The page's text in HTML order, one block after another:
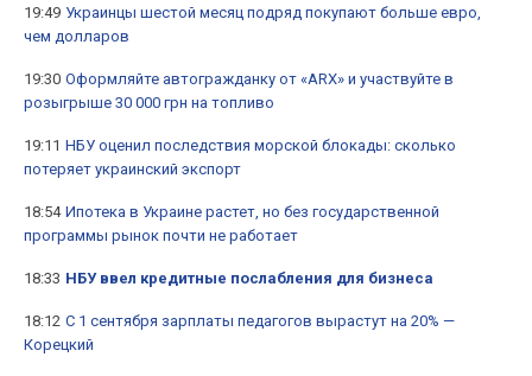
19:49 Украинцы шестой месяц подряд покупают больше евро,
чем долларов
19:30 Оформляйте автогражданку от «ARX» и участвуйте в
розыгрыше 30 000 грн на топливо
19:11 НБУ оценил последствия морской блокады: сколько
потеряет украинский экспорт
18:54 Ипотека в Украине растет, но без государственной
программы рынок почти не работает
18:33 НБУ ввел кредитные послабления для бизнеса
18:12 С 1 сентября зарплаты педагогов вырастут на 20% —
Корецкий